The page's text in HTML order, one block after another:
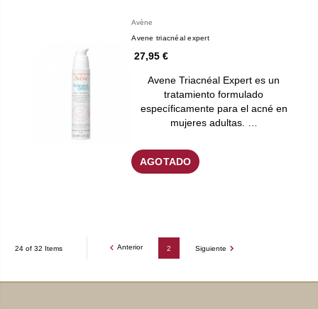
Avène
Avene triacnéal expert
27,95 €
Avene Triacnéal Expert es un
tratamiento formulado
específicamente para el acné en
mujeres adultas. …
AGOTADO
24 of 32 Items Anterior 2 Siguiente